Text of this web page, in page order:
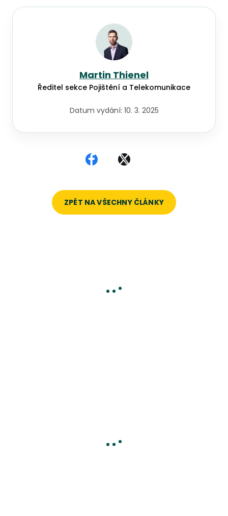
Martin Thienel
Ředitel sekce Pojištění a Telekomunikace
Datum vydání: 10. 3. 2025
Sdílet na Facebooku
Sdílet na X
ZPĚT NA VŠECHNY ČLÁNKY